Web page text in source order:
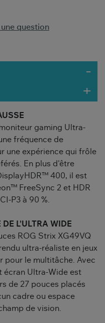
une question
gaming Ultra-
fréquence de
une expérience qui frôle
En plus d'être
400, il est
FreeSync 2 et HDR
P3 à 90 %.
L'ULTRA WIDE
ROG Strix XG49VQ
ultra-réaliste en jeux
pour le multitâche. Avec
écran Ultra-Wide est
de 27 pouces placés
cadre ou espace
de vision.